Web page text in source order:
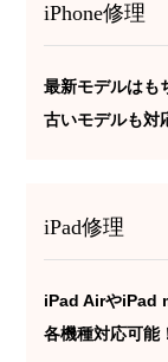
iPhone修理
最新モデルはも
古いモデルも対
iPad修理
iPad AirやiPad
各機種対応可能